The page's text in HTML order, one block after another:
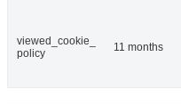
viewed_cookie_
policy
11 months